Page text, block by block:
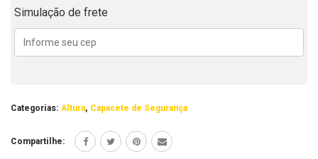
Simulação de frete
Categorias: Altura, Capacete de Segurança
Compartilhe: